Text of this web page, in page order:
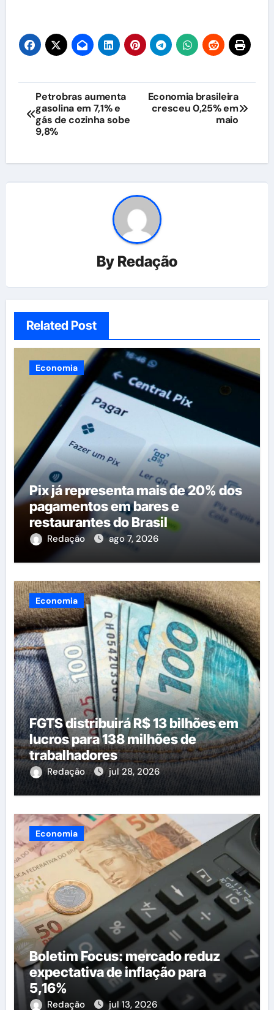
Navegação
de
Petrobras aumenta
gasolina em 7,1% e
gás de cozinha sobe
9,8%
Economia brasileira
cresceu 0,25% em
maio
By Redação
Related Post
Economia
Pix já representa mais de 20% dos
pagamentos em bares e
restaurantes do Brasil
Redação ago 7, 2026
Economia
FGTS distribuirá R$ 13 bilhões em
lucros para 138 milhões de
trabalhadores
Redação jul 28, 2026
Economia
Boletim Focus: mercado reduz
expectativa de inflação para
5,16%
Redação jul 13, 2026